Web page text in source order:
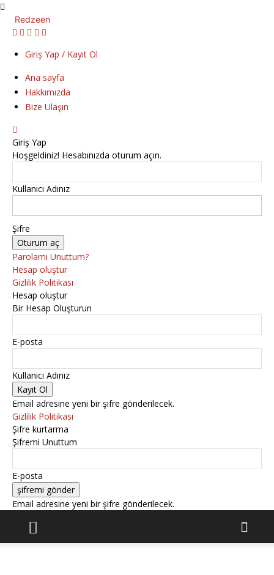
Redzeen
Giriş Yap / Kayıt Ol
Ana sayfa
Hakkımızda
Bize Ulaşın
Giriş Yap
Hoşgeldiniz! Hesabınızda oturum açın.
Kullanıcı Adınız
Şifre
Parolamı Unuttum?
Hesap oluştur
Gizlilik Politikası
Hesap oluştur
Bir Hesap Oluşturun
E-posta
Kullanıcı Adınız
Email adresine yeni bir şifre gönderilecek.
Gizlilik Politikası
Şifre kurtarma
Şifremi Unuttum
E-posta
Email adresine yeni bir şifre gönderilecek.